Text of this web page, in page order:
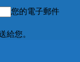
您的電子郵件
給您。